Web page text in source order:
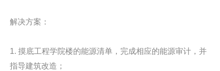
解决方案：
1. 摸底工程学院楼的能源清单，完成相应的能源审计，并
指导建筑改造；